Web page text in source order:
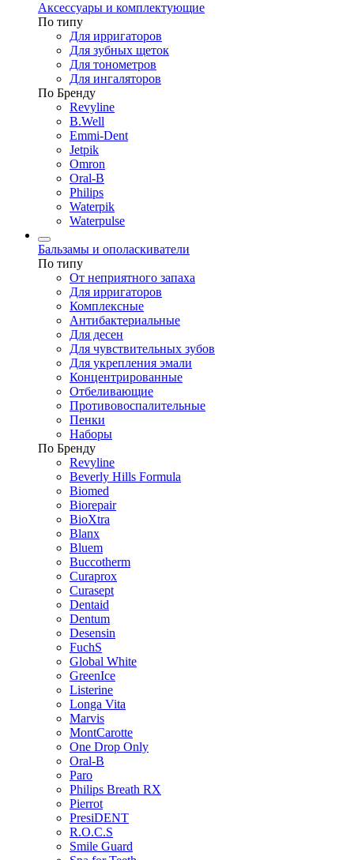
Аксессуары и комплектующие
По типу
Для ирригаторов
Для зубных щеток
Для тонометров
Для ингаляторов
По Бренду
Revyline
B.Well
Emmi-Dent
Jetpik
Omron
Oral-B
Philips
Waterpik
Waterpulse
Бальзамы и ополаскиватели
По типу
От неприятного запаха
Для ирригаторов
Комплексные
Антибактериальные
Для десен
Для чувствительных зубов
Для укрепления эмали
Концентрированные
Отбеливающие
Противовоспалительные
Пенки
Наборы
По Бренду
Revyline
Beverly Hills Formula
Biomed
Biorepair
BioXtra
Blanx
Bluem
Buccotherm
Curaprox
Curasept
Dentaid
Dentum
Desensin
FuchS
Global White
GreenIce
Listerine
Longa Vita
Marvis
MontCarotte
One Drop Only
Oral-B
Paro
Philips Breath RX
Pierrot
PresiDENT
R.O.C.S
Smile Guard